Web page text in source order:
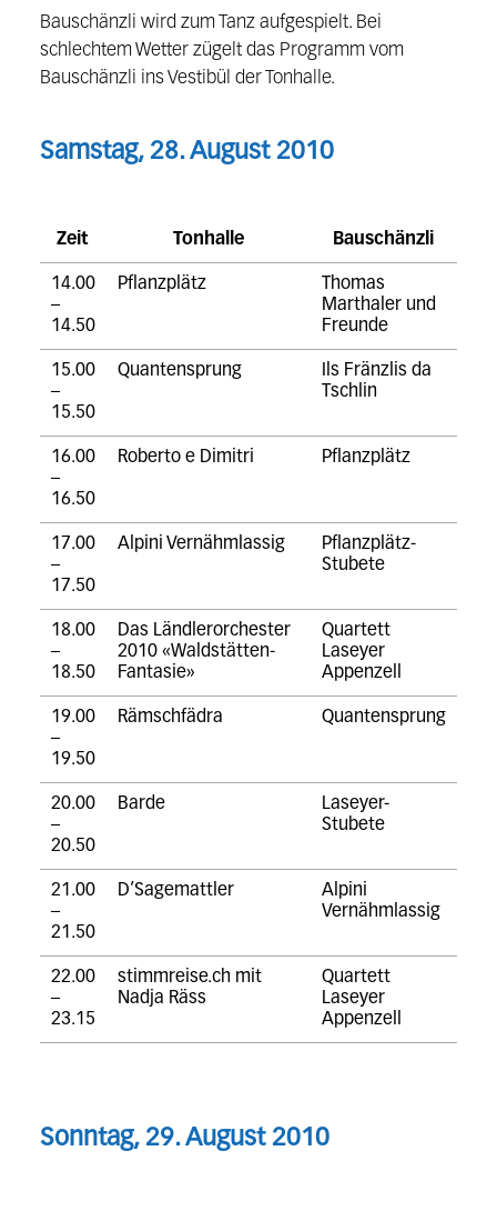
Bauschänzli wird zum Tanz aufgespielt. Bei
schlechtem Wetter zügelt das Programm vom
Bauschänzli ins Vestibül der Tonhalle.
Samstag, 28. August 2010
Zeit Tonhalle Bauschänzli
14.00
–
14.50
Pflanzplätz
Thomas
Marthaler und
Freunde
15.00
–
15.50
Quantensprung
Ils Fränzlis da
Tschlin
16.00
–
16.50
Roberto e Dimitri Pflanzplätz
17.00
–
17.50
Alpini Vernähmlassig
Pflanzplätz-
Stubete
18.00
–
18.50
Das Ländlerorchester
2010 «Waldstätten-
Fantasie»
Quartett
Laseyer
Appenzell
19.00
–
19.50
Rämschfädra Quantensprung
20.00
–
20.50
Barde
Laseyer-
Stubete
21.00
–
21.50
D’Sagemattler
Alpini
Vernähmlassig
22.00
–
23.15
stimmreise.ch mit
Nadja Räss
Quartett
Laseyer
Appenzell
Sonntag, 29. August 2010